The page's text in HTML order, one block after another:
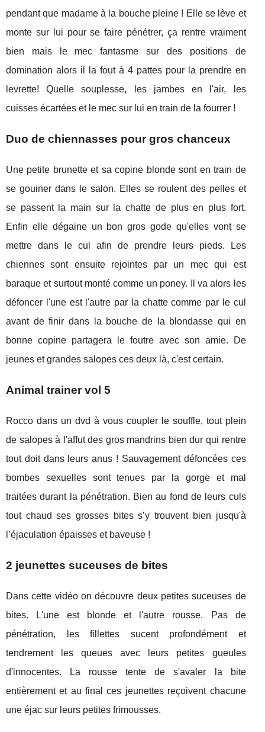
pendant que madame à la bouche pleine ! Elle se lève et
monte sur lui pour se faire pénétrer, ça rentre vraiment
bien mais le mec fantasme sur des positions de
domination alors il la fout à 4 pattes pour la prendre en
levrette! Quelle souplesse, les jambes en l'air, les
cuisses écartées et le mec sur lui en train de la fourrer !
Duo de chiennasses pour gros chanceux
Une petite brunette et sa copine blonde sont en train de
se gouiner dans le salon. Elles se roulent des pelles et
se passent la main sur la chatte de plus en plus fort.
Enfin elle dégaine un bon gros gode qu'elles vont se
mettre dans le cul afin de prendre leurs pieds. Les
chiennes sont ensuite rejointes par un mec qui est
baraque et surtout monté comme un poney. Il va alors les
défoncer l'une est l'autre par la chatte comme par le cul
avant de finir dans la bouche de la blondasse qui en
bonne copine partagera le foutre avec son amie. De
jeunes et grandes salopes ces deux là, c'est certain.
Animal trainer vol 5
Rocco dans un dvd à vous coupler le souffle, tout plein
de salopes à l'affut des gros mandrins bien dur qui rentre
tout doit dans leurs anus ! Sauvagement défoncées ces
bombes sexuelles sont tenues par la gorge et mal
traitées durant la pénétration. Bien au fond de leurs culs
tout chaud ses grosses bites s’y trouvent bien jusqu'à
l’éjaculation épaisses et baveuse !
2 jeunettes suceuses de bites
Dans cette vidéo on découvre deux petites suceuses de
bites. L'une est blonde et l'autre rousse. Pas de
pénétration, les fillettes sucent profondément et
tendrement les queues avec leurs petites gueules
d'innocentes. La rousse tente de s'avaler la bite
entièrement et au final ces jeunettes reçoivent chacune
une éjac sur leurs petites frimousses.